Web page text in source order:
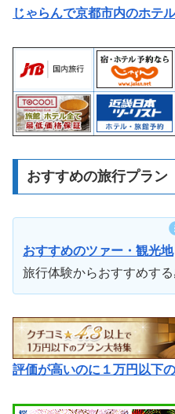
じゃらんで京都市内のホテ
おすすめの旅行プラン
おすすめのツァー・観光地
旅行体験からおすすめす
評価が高いのに１万円以下